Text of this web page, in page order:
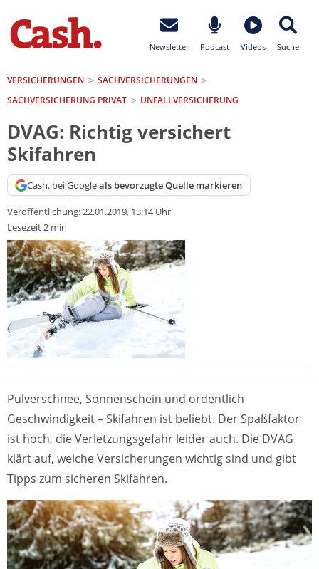
Newsletter Podcast Videos Suche
VERSICHERUNGEN
SACH­VERSICHERUNGEN
SACHVERSICHERUNG PRIVAT
UNFALLVERSICHERUNG
DVAG: Richtig versichert
Skifahren
Cash. bei Googleals bevorzugte Quelle markieren
Veröffentlichung:22.01.2019, 13:14 Uhr
Lesezeit 2 min
Pulverschnee, Sonnenschein und ordentlich
Geschwindigkeit – Skifahren ist beliebt. Der Spaßfaktor
ist hoch, die Verletzungsgefahr leider auch. Die DVAG
klärt auf, welche Versicherungen wichtig sind und gibt
Tipps zum sicheren Skifahren.